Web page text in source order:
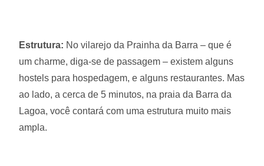
Estrutura: No vilarejo da Prainha da Barra – que é
um charme, diga-se de passagem – existem alguns
hostels para hospedagem, e alguns restaurantes. Mas
ao lado, a cerca de 5 minutos, na praia da Barra da
Lagoa, você contará com uma estrutura muito mais
ampla.